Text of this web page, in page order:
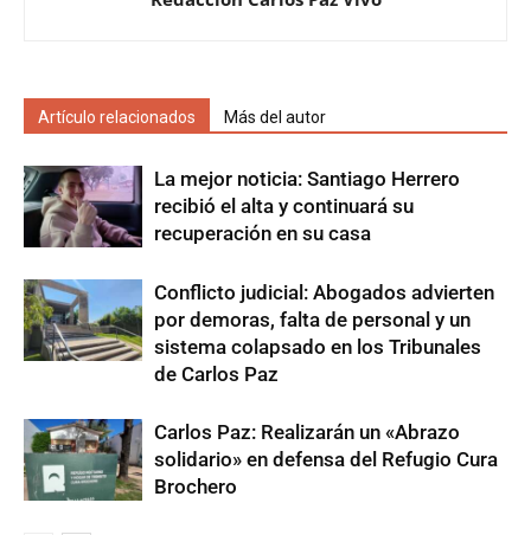
Artículo relacionados Más del autor
La mejor noticia: Santiago Herrero
recibió el alta y continuará su
recuperación en su casa
Conflicto judicial: Abogados advierten
por demoras, falta de personal y un
sistema colapsado en los Tribunales
de Carlos Paz
Carlos Paz: Realizarán un «Abrazo
solidario» en defensa del Refugio Cura
Brochero